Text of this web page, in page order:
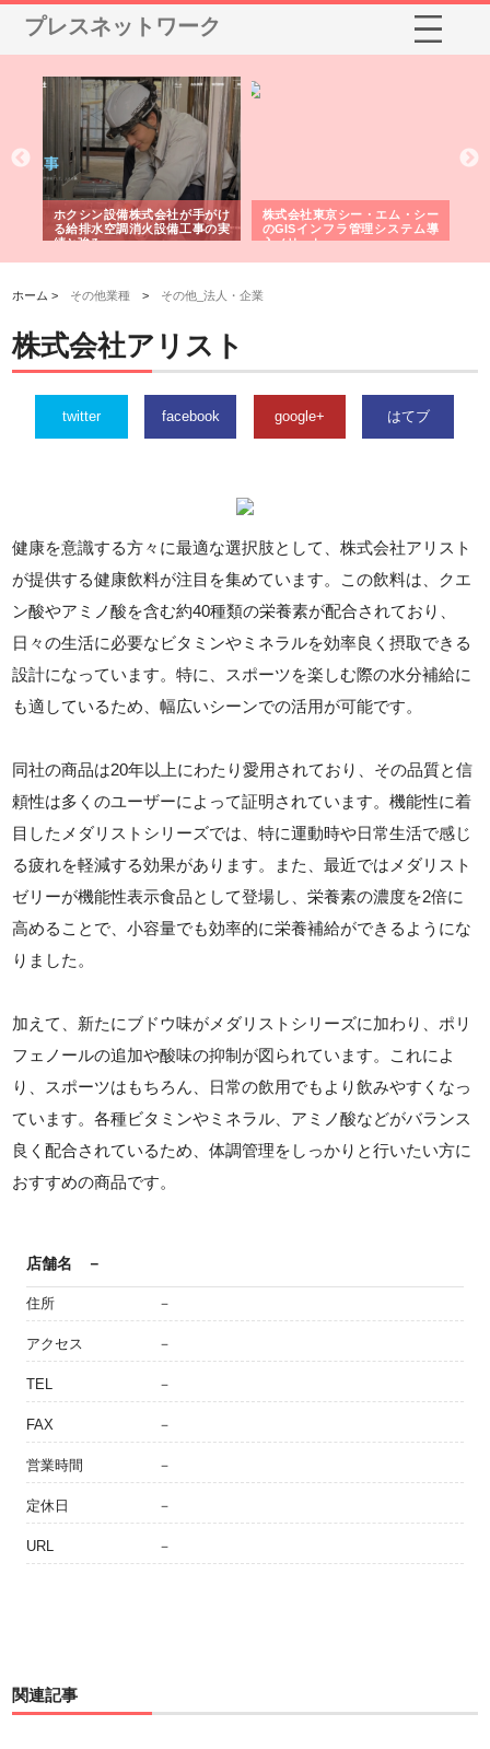
プレスネットワーク
ホクシン設備株式会社が手がけ
る給排水空調消火設備工事の実
績と強み
株式会社東京シー・エム・シー
のGISインフラ管理システム導
入メリット
ホーム > その他業種 > その他_法人・企業
株式会社アリスト
twitter facebook google+ はてブ
健康を意識する方々に最適な選択肢として、株式会社アリスト
が提供する健康飲料が注目を集めています。この飲料は、クエ
ン酸やアミノ酸を含む約40種類の栄養素が配合されており、
日々の生活に必要なビタミンやミネラルを効率良く摂取できる
設計になっています。特に、スポーツを楽しむ際の水分補給に
も適しているため、幅広いシーンでの活用が可能です。
同社の商品は20年以上にわたり愛用されており、その品質と信
頼性は多くのユーザーによって証明されています。機能性に着
目したメダリストシリーズでは、特に運動時や日常生活で感じ
る疲れを軽減する効果があります。また、最近ではメダリスト
ゼリーが機能性表示食品として登場し、栄養素の濃度を2倍に
高めることで、小容量でも効率的に栄養補給ができるようにな
りました。
加えて、新たにブドウ味がメダリストシリーズに加わり、ポリ
フェノールの追加や酸味の抑制が図られています。これによ
り、スポーツはもちろん、日常の飲用でもより飲みやすくなっ
ています。各種ビタミンやミネラル、アミノ酸などがバランス
良く配合されているため、体調管理をしっかりと行いたい方に
おすすめの商品です。
店舗名 －
住所 －
アクセス －
TEL －
FAX －
営業時間 －
定休日 －
URL －
関連記事